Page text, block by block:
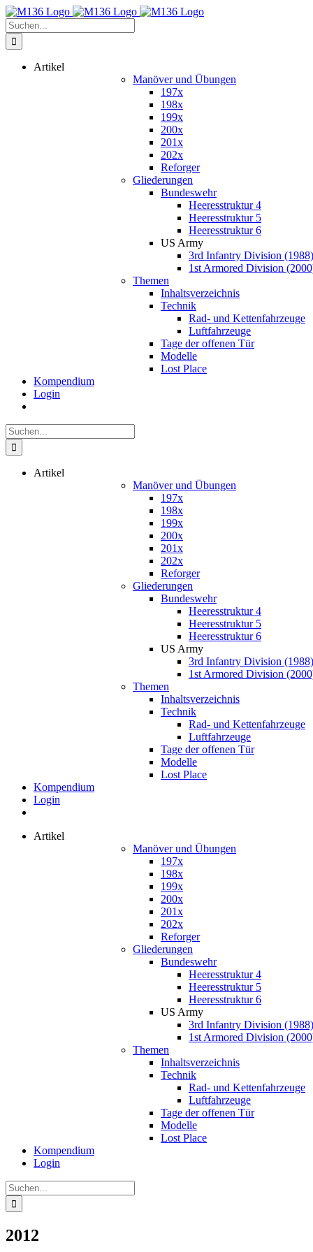
Zum
Inhalt
springen
Suche
nach:
Artikel
Manöver und Übungen
197x
198x
199x
200x
201x
202x
Reforger
Gliederungen
Bundeswehr
Heeresstruktur 4
Heeresstruktur 5
Heeresstruktur 6
US Army
3rd Infantry Division (1988)
1st Armored Division
Themen
Inhaltsverzeichnis
Technik
Rad- und Kettenfahrzeuge
Luftfahrzeuge
Tage der offenen Tür
Modelle
Lost Place
Kompendium
Login
Suche
nach:
Artikel
Manöver und Übungen
197x
198x
199x
200x
201x
202x
Reforger
Gliederungen
Bundeswehr
Heeresstruktur 4
Heeresstruktur 5
Heeresstruktur 6
US Army
3rd Infantry Division (1988)
1st Armored Division
Themen
Inhaltsverzeichnis
Technik
Rad- und Kettenfahrzeuge
Luftfahrzeuge
Tage der offenen Tür
Modelle
Lost Place
Kompendium
Login
Artikel
Manöver und Übungen
197x
198x
199x
200x
201x
202x
Reforger
Gliederungen
Bundeswehr
Heeresstruktur 4
Heeresstruktur 5
Heeresstruktur 6
US Army
3rd Infantry Division (1988)
1st Armored Division
Themen
Inhaltsverzeichnis
Technik
Rad- und Kettenfahrzeuge
Luftfahrzeuge
Tage der offenen Tür
Modelle
Lost Place
Kompendium
Login
Suche
nach:
2012